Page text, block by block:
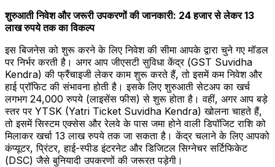
शुरुआती निवेश और जरूरी उपकरणों की जानकारी: 24 हजार से लेकर 13
लाख रुपये तक का विकल्प
इस बिजनेस को शुरू करने के लिए निवेश की सीमा आपके द्वारा चुने गए मॉडल
पर निर्भर करती है। अगर आप जीएसटी सुविधा केंद्र (GST Suvidha
Kendra) की फ्रैंचाइजी लेकर काम शुरू करते हैं, तो इसमें कम निवेश और
हाई प्रॉफिट की संभावना होती है। इसके लिए शुरुआती सेटअप का खर्च
लगभग 24,000 रुपये (लाइसेंस फीस) से शुरू होता है। वहीं, अगर आप बड़े
स्तर पर YTSK (Yatri Ticket Suvidha Kendra) खोलना चाहते हैं,
तो इसमें सिस्टम एक्सेस और रेलवे के पास जमा होने वाली डिपॉजिट राशि को
मिलाकर खर्चा 13 लाख रुपये तक जा सकता है। केंद्र चलाने के लिए आपको
कंप्यूटर, प्रिंटर, हाई-स्पीड इंटरनेट और डिजिटल सिग्नेचर सर्टिफिकेट
(DSC) जैसे बुनियादी उपकरणों की जरूरत पड़ेगी।